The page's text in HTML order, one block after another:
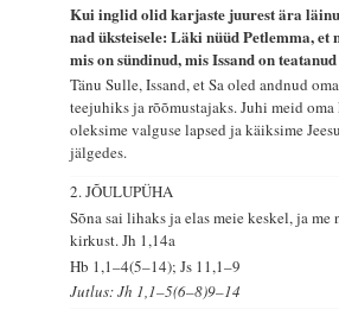
Kui inglid olid karjaste juurest ära
nad üksteisele: Läki nüüd Petlemma, et
mis on sündinud, mis Issand on
Tänu Sulle, Issand, et Sa oled andnud
teejuhiks ja rõõmustajaks. Juhi meid oma
oleksime valguse lapsed ja käiksime
jälgedes.
2. JÕULUPÜHA
Sõna sai lihaks ja elas meie keskel, ja me
kirkust.Jh 1,14a
Hb 1,1–4(5–14); Js 11,1–9
Jutlus: Jh 1,1–5(6–8)9–14